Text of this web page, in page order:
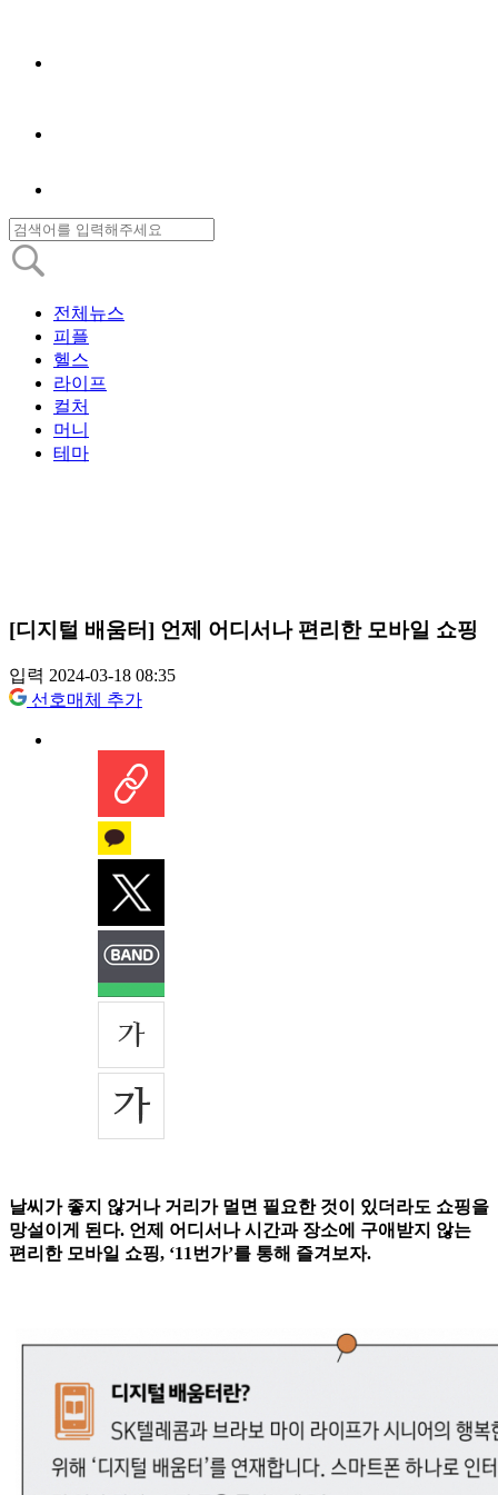
전체뉴스
피플
헬스
라이프
컬처
머니
테마
[디지털 배움터] 언제 어디서나 편리한 모바일 쇼핑
입력 2024-03-18 08:35
선호매체 추가
날씨가 좋지 않거나 거리가 멀면 필요한 것이 있더라도 쇼핑을
망설이게 된다. 언제 어디서나 시간과 장소에 구애받지 않는
편리한 모바일 쇼핑, ‘11번가’를 통해 즐겨보자.